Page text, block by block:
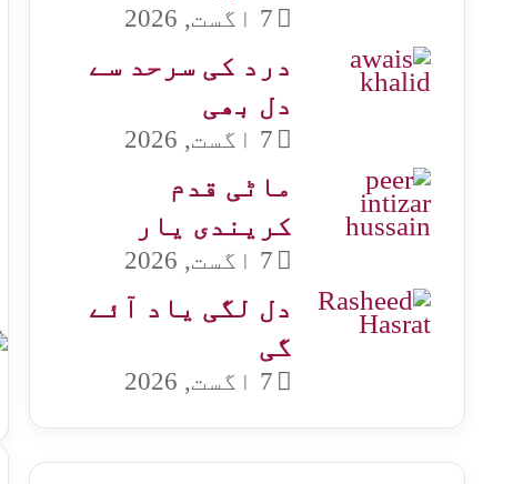
7 اگست, 2026
درد کی سرحد سے
دل بھی
7 اگست, 2026
ماٹی قدم
کریندی یار
7 اگست, 2026
دل لگی یاد آئے
گی
7 اگست, 2026